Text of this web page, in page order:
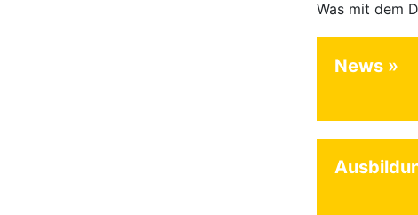
News